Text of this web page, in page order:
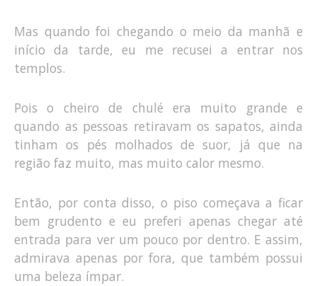
Mas quando foi chegando o meio da manhã e
início da tarde, eu me recusei a entrar nos
templos.
Pois o cheiro de chulé era muito grande e
quando as pessoas retiravam os sapatos, ainda
tinham os pés molhados de suor, já que na
região faz muito, mas muito calor mesmo.
Então, por conta disso, o piso começava a ficar
bem grudento e eu preferi apenas chegar até
entrada para ver um pouco por dentro. E assim,
admirava apenas por fora, que também possui
uma beleza ímpar.